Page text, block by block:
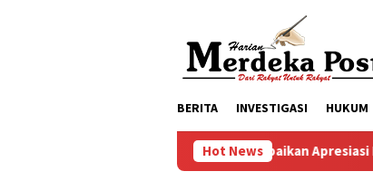
BERITA INVESTIGASI HUKUM
Hot News
Mas Bupati Sampaikan Apresiasi Kepada Fraksi -